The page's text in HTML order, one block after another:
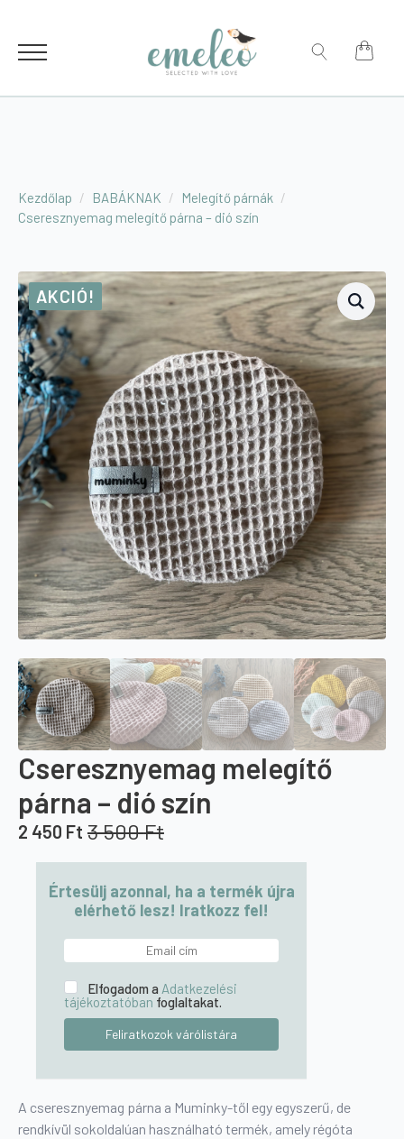
Kezdőlap BABÁKNAK
Melegítő párnák
Cseresznyemag melegítő párna – dió szín
AKCIÓ!
Cseresznyemag melegítő
párna – dió szín
3 500Ft
Original
price
was:
2 450 Ft
Current
price
Értesülj azonnal, ha a termék újra
elérhető lesz! Iratkozz fel!
Elfogadom a Adatkezelési
tájékoztatóban foglaltakat.
A cseresznyemag párna a Muminky-től egy egyszerű, de
rendkívül sokoldalúan használható termék, amely régóta